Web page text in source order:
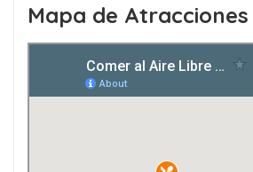
Mapa de Atracciones